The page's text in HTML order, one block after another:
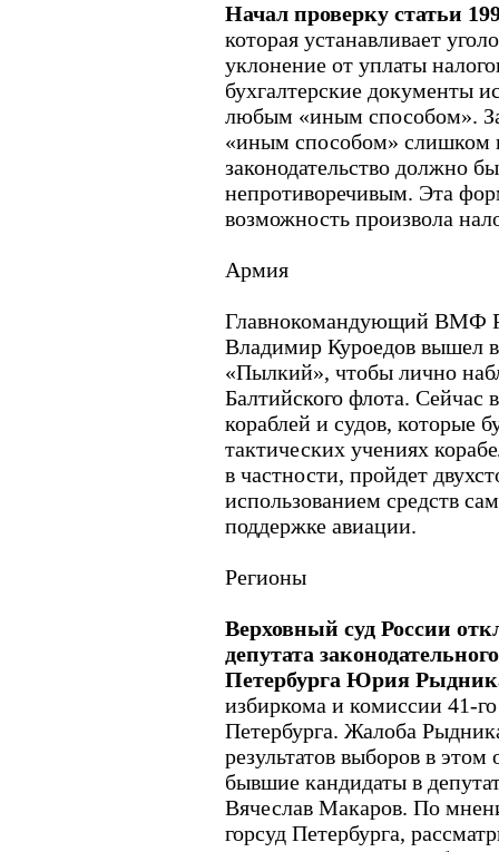
Начал проверку статьи
которая устанавливает
уклонение от уплаты
бухгалтерские документы
любым «иным способом».
«иным способом» слишком
законодательство должно
непротиворечивым. Эта
возможность произвола
Армия
Главнокомандующий ВМФ
Владимир Куроедов вышел
«Пылкий», чтобы лично
Балтийского флота.
кораблей и судов, которые
тактических учениях
в частности, пройдет
использованием средств
поддержке авиации.
Регионы
Верховный суд России
депутата
Петербурга Юрия
избиркома и комиссии 41-го
Петербурга. Жалоба
результатов выборов в этом
бывшие кандидаты в
Вячеслав Макаров. По
горсуд Петербурга,